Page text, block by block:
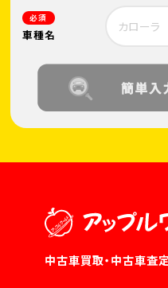
必須
車種名
中古車買取・中古車査